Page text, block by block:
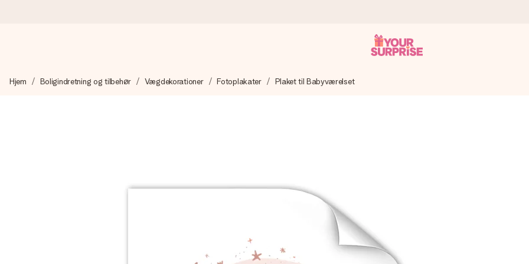
Vi laver din gave med omhu og sender den lynhurtigt – så du kan give den på det helt rette tidspunkt, når den betyder allermest.
Lav noget særligt i blot få trin – med hendes navn, et billede af dig eller en besked, der går lige i hendes hjerte. Intet besvær
Hjem Boligindretning og tilbehør Vægdekorationer Fotoplakater Plaket til Babyværelset